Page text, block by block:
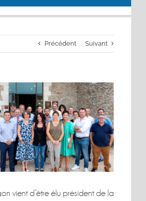
Précédent Suivant
vient d’être élu président de la